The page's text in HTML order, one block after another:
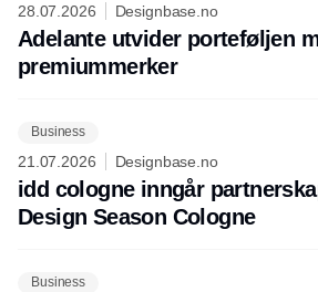
28.07.2026 Designbase.no
Adelante utvider porteføljen
premiummerker
Business
21.07.2026 Designbase.no
idd cologne inngår
Design Season Cologne
Business